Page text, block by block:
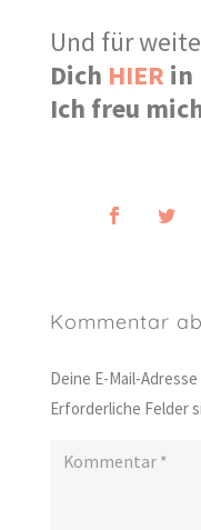
Und für
Dich HIER in
Ich freu
Kommentar
Deine E-Mail-
Erforderliche Felder